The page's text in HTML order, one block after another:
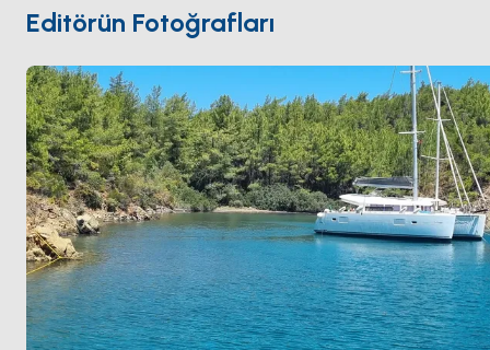
yaşamak isteyenler için unutulmaz bir deneyim
sunuyor.
Editörün Fotoğrafları